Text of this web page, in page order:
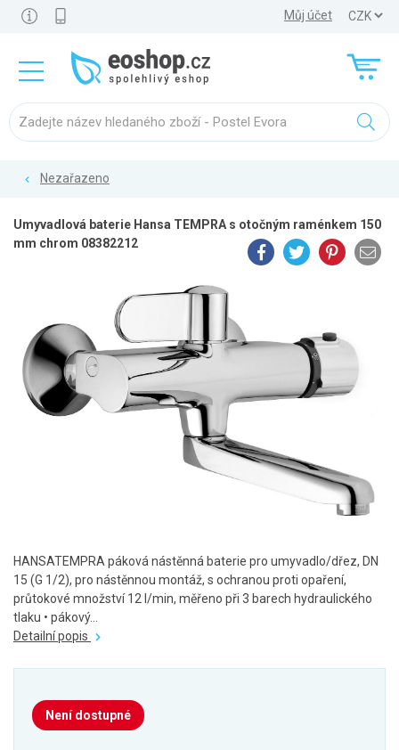
Můj účet
Nezařazeno
Umyvadlová baterie Hansa TEMPRA s otočným raménkem 150
mm chrom 08382212
HANSATEMPRA páková nástěnná baterie pro umyvadlo/dřez, DN
15 (G 1/2), pro nástěnnou montáž, s ochranou proti opaření,
průtokové množství 12 l/min, měřeno při 3 barech hydraulického
tlaku • pákový...
Detailní popis
Není dostupné